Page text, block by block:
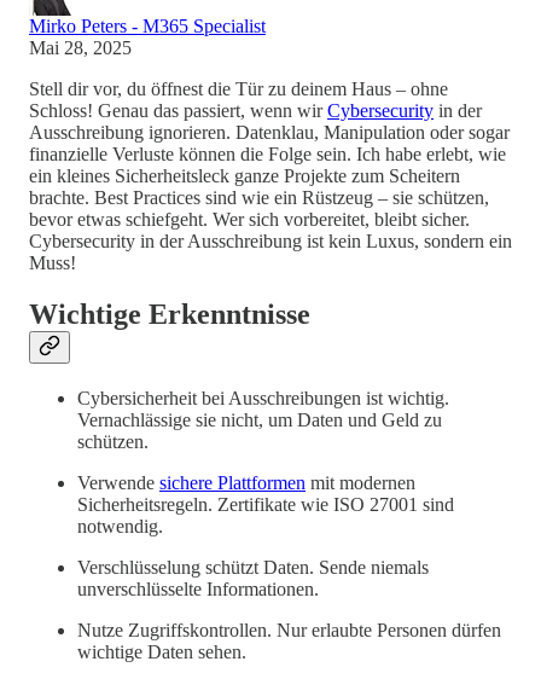
Mirko Peters - M365 Specialist
Mai 28, 2025
Stell dir vor, du öffnest die Tür zu deinem Haus – ohne
Schloss! Genau das passiert, wenn wirCybersecurity in der
Ausschreibung ignorieren. Datenklau, Manipulation oder sogar
finanzielle Verluste können die Folge sein. Ich habe erlebt, wie
ein kleines Sicherheitsleck ganze Projekte zum Scheitern
brachte. Best Practices sind wie ein Rüstzeug – sie schützen,
bevor etwas schiefgeht. Wer sich vorbereitet, bleibt sicher.
Cybersecurity in der Ausschreibung ist kein Luxus, sondern ein
Muss!
Wichtige Erkenntnisse
Cybersicherheit bei Ausschreibungen ist wichtig.
Vernachlässige sie nicht, um Daten und Geld zu
schützen.
Verwende sichere Plattformen mit modernen
Sicherheitsregeln. Zertifikate wie ISO 27001 sind
notwendig.
Verschlüsselung schützt Daten. Sende niemals
unverschlüsselte Informationen.
Nutze Zugriffskontrollen. Nur erlaubte Personen dürfen
wichtige Daten sehen.